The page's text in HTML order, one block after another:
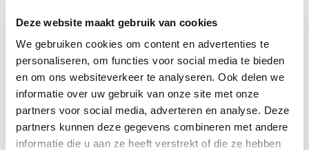
Deze website maakt gebruik van cookies
We gebruiken cookies om content en advertenties te
personaliseren, om functies voor social media te bieden
en om ons websiteverkeer te analyseren. Ook delen we
informatie over uw gebruik van onze site met onze
partners voor social media, adverteren en analyse. Deze
partners kunnen deze gegevens combineren met andere
informatie die u aan ze heeft verstrekt of die ze hebben
snellaadinfrastructuur
AVIA VOLT en Fletcher Hotels starten landelijke uitrol
van DC-snellaadinfrastructuur AVIA VOLT en...